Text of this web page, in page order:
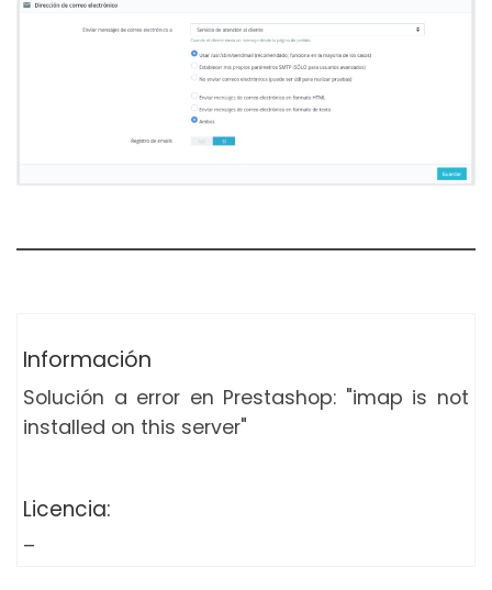
Información
Solución a error en Prestashop: "imap is not
installed on this server"
Licencia:
–